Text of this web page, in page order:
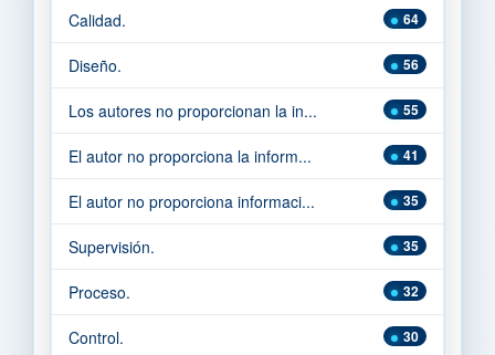
64
Calidad.
56
Diseño.
55
Los autores no proporcionan la in...
41
El autor no proporciona la inform...
35
El autor no proporciona informaci...
35
Supervisión.
32
Proceso.
30
Control.